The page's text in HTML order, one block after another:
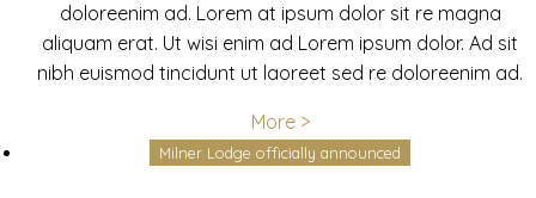
doloreenim ad. Lorem at ipsum dolor sit re magna
aliquam erat. Ut wisi enim ad Lorem ipsum dolor. Ad sit
nibh euismod tincidunt ut laoreet sed re doloreenim ad.
More >
Milner Lodge officially announced